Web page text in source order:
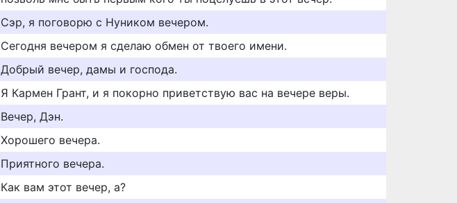
Сэр, я поговорю с Нуником вечером.
Сегодня вечером я сделаю обмен от твоего имени.
Добрый вечер, дамы и господа.
Я Кармен Грант, и я покорно приветствую вас на вечере веры.
Вечер, Дэн.
Хорошего вечера.
Приятного вечера.
Как вам этот вечер, а?